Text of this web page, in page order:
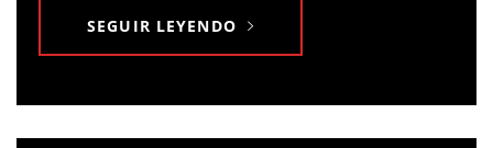
SEGUIR LEYENDO